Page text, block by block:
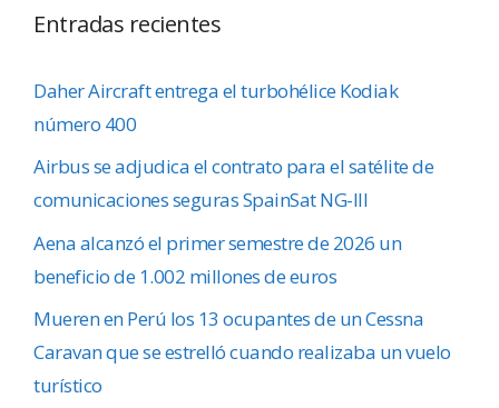
Entradas recientes
Daher Aircraft entrega el turbohélice Kodiak
número 400
Airbus se adjudica el contrato para el satélite de
comunicaciones seguras SpainSat NG-III
Aena alcanzó el primer semestre de 2026 un
beneficio de 1.002 millones de euros
Mueren en Perú los 13 ocupantes de un Cessna
Caravan que se estrelló cuando realizaba un vuelo
turístico